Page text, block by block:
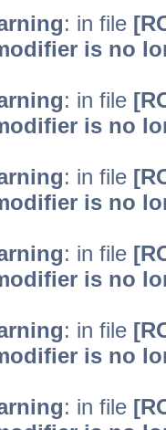
: in file
is no
: in file
is no
: in file
is no
: in file
is no
: in file
is no
: in file